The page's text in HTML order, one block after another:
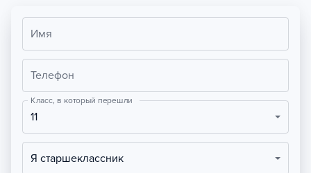
Имя
Телефон
Класс, в который перешли
11
Я старшеклассник